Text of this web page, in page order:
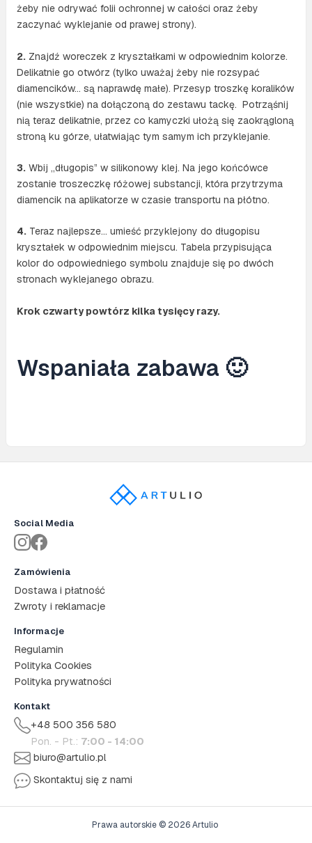
żeby nie odrywać folii ochronnej w całości oraz żeby
zaczynać wyklejanie od prawej strony).
2.Znajdź woreczek z kryształkami w odpowiednim kolorze.
Delikatnie go otwórz (tylko uważaj żeby nie rozsypać
diamencików… są naprawdę małe). Przesyp troszkę koralików
(nie wszystkie) na dołączoną do zestawu tackę. Potrząśnij
nią teraz delikatnie, przez co kamyczki ułożą się zaokrągloną
stroną ku górze, ułatwiając tym samym ich przyklejanie.
3.Wbij „długopis” w silikonowy klej. Na jego końcówce
zostanie troszeczkę różowej substancji, która przytrzyma
diamencik na aplikatorze w czasie transportu na płótno.
4.Teraz najlepsze… umieść przyklejony do długopisu
kryształek w odpowiednim miejscu. Tabela przypisująca
kolor do odpowiedniego symbolu znajduje się po dwóch
stronach wyklejanego obrazu.
Krok czwarty powtórz kilka tysięcy razy.
Wspaniała zabawa 🙂
Zamówienia
Dostawa i płatność
Zwroty i reklamacje
Informacje
Regulamin
Polityka Cookies
Polityka prywatności
Kontakt
+48 500 356 580
Pon. - Pt.: 7:00 - 14:00
biuro@artulio.pl
Skontaktuj się z nami
Social Media
Prawa autorskie © 2026 Artulio